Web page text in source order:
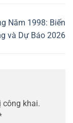
Năm 1998: Biến
và Dự Báo 2026
công khai.